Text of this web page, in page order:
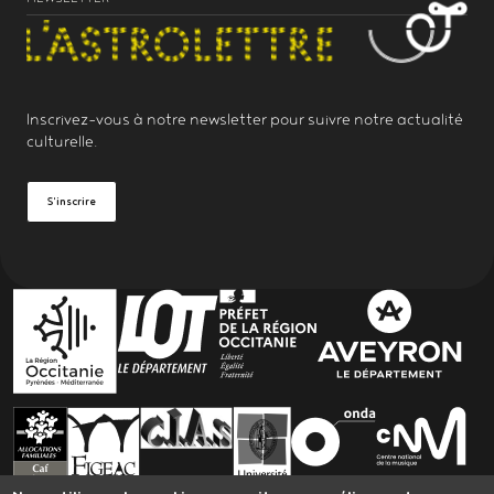
Inscrivez-vous à notre newsletter pour suivre notre actualité
culturelle.
S'inscrire
PARTENAIRES